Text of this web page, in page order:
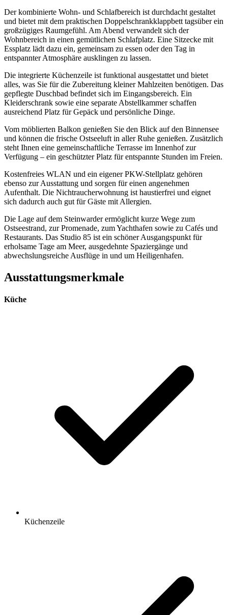
Der kombinierte Wohn- und Schlafbereich ist durchdacht gestaltet
und bietet mit dem praktischen Doppelschrankklappbett tagsüber ein
großzügiges Raumgefühl. Am Abend verwandelt sich der
Wohnbereich in einen gemütlichen Schlafplatz. Eine Sitzecke mit
Essplatz lädt dazu ein, gemeinsam zu essen oder den Tag in
entspannter Atmosphäre ausklingen zu lassen.
Die integrierte Küchenzeile ist funktional ausgestattet und bietet
alles, was Sie für die Zubereitung kleiner Mahlzeiten benötigen. Das
gepflegte Duschbad befindet sich im Eingangsbereich. Ein
Kleiderschrank sowie eine separate Abstellkammer schaffen
ausreichend Platz für Gepäck und persönliche Dinge.
Vom möblierten Balkon genießen Sie den Blick auf den Binnensee
und können die frische Ostseeluft in aller Ruhe genießen. Zusätzlich
steht Ihnen eine gemeinschaftliche Terrasse im Innenhof zur
Verfügung – ein geschützter Platz für entspannte Stunden im Freien.
Kostenfreies WLAN und ein eigener PKW-Stellplatz gehören
ebenso zur Ausstattung und sorgen für einen angenehmen
Aufenthalt. Die Nichtraucherwohnung ist haustierfrei und eignet
sich dadurch auch gut für Gäste mit Allergien.
Die Lage auf dem Steinwarder ermöglicht kurze Wege zum
Ostseestrand, zur Promenade, zum Yachthafen sowie zu Cafés und
Restaurants. Das Studio 85 ist ein schöner Ausgangspunkt für
erholsame Tage am Meer, ausgedehnte Spaziergänge und
abwechslungsreiche Ausflüge in und um Heiligenhafen.
Ausstattungsmerkmale
Küche
Küchenzeile